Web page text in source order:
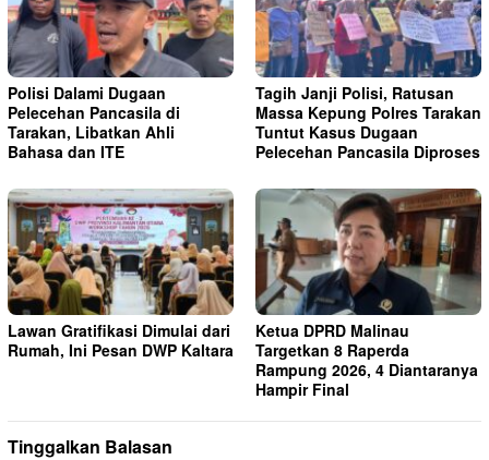
Polisi Dalami Dugaan
Pelecehan Pancasila di
Tarakan, Libatkan Ahli
Bahasa dan ITE
Tagih Janji Polisi, Ratusan
Massa Kepung Polres Tarakan
Tuntut Kasus Dugaan
Pelecehan Pancasila Diproses
Lawan Gratifikasi Dimulai dari
Rumah, Ini Pesan DWP Kaltara
Ketua DPRD Malinau
Targetkan 8 Raperda
Rampung 2026, 4 Diantaranya
Hampir Final
Tinggalkan Balasan